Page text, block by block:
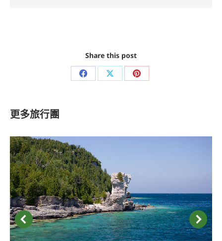
Share this post
Share Share Share
更多旅行團